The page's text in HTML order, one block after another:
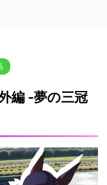
編 -夢の三冠